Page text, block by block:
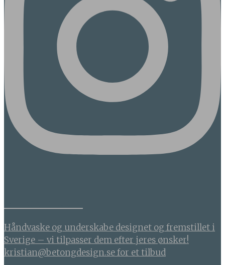
Håndvaske og underskabe designet og fremstillet i
Sverige – vi tilpasser dem efter jeres ønsker!
kristian@betongdesign.se for et tilbud